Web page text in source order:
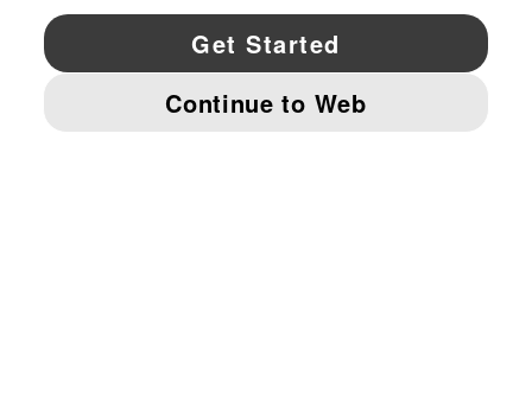
YouTube Twitter Pinterest
IMPRINT AND LEGAL DATA